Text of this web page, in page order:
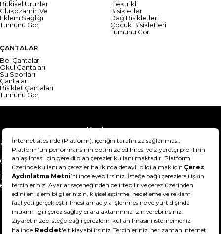
Bitkisel Ürünler
Glukozamin Ve
Eklem Sağlığı
Tümünü Gör
Elektrikli
Bisikletler
Dağ Bisikletleri
Çocuk Bisikletleri
Tümünü Gör
ÇANTALAR
Bel Çantaları
Okul Çantaları
Su Sporları
Çantaları
Bisiklet Çantaları
Tümünü Gör
Yardım
Mesafeli Satış Sözleşmesi
Teslimat Bilgisi
Gizlilik Sözleşmesi
Şartlar & Koşullar
Ürünümü nasıl iade
edebilirim?
Hakkımızda